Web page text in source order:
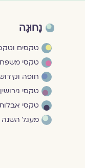
נָחוּגָה
טקסים
טקסי
חופה
טקסי גירושין
טקסי
מעגל השנה